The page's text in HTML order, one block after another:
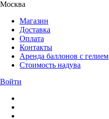
Москва
Магазин
Доставка
Оплата
Контакты
Аренда баллонов с гелием
Стоимость надува
Войти